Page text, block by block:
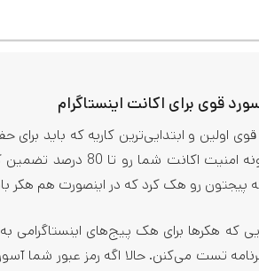
اولین و ابتدایی‌ترین کاریه که باید
برای پیج می‌تونه
رو هک کرد که در اینصورت هم هکر
که هکرها برای هک پیج‌های اینستاگرامی
برنامه تست می‌کنن. حالا اگه رمز عبور شما